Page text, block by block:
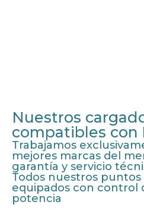
Nuestros
compatibles con
Trabajamos
mejores marcas del
garantía y servicio
Todos nuestros
equipados con control
potencia